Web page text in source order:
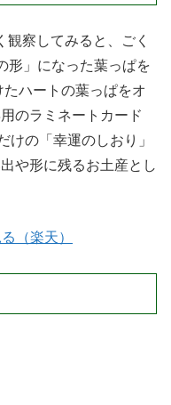
察してみると、ごく
形」になった葉っぱを
ハートの葉っぱをオ
のラミネートカード
けの「幸運のしおり」
や形に残るお土産とし
（楽天）